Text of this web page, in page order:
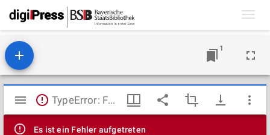
1
Mirador
Viewer
TypeError: Failed to fetch
Es ist ein Fehler aufgetreten